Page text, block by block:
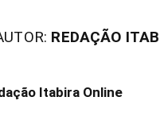
REDAÇÃO
Itabira Online